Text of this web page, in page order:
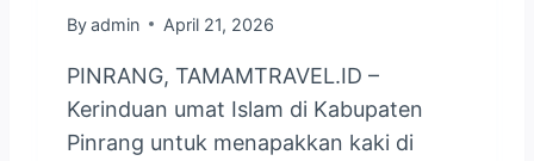
Byadmin April 21, 2026
PINRANG, TAMAMTRAVEL.ID –
Kerinduan umat Islam di Kabupaten
Pinrang untuk menapakkan kaki di